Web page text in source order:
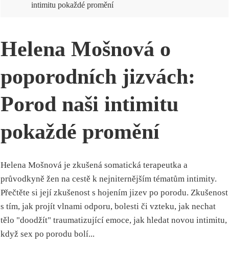
intimitu pokaždé promění
Helena Mošnová o
poporodních jizvách:
Porod naši intimitu
pokaždé promění
Helena Mošnová je zkušená somatická terapeutka a
průvodkyně žen na cestě k nejniternějším tématům intimity.
Přečtěte si její zkušenost s hojením jizev po porodu. Zkušenost
s tím, jak projít vlnami odporu, bolesti či vzteku, jak nechat
tělo "doodžít" traumatizující emoce, jak hledat novou intimitu,
když sex po porodu bolí...